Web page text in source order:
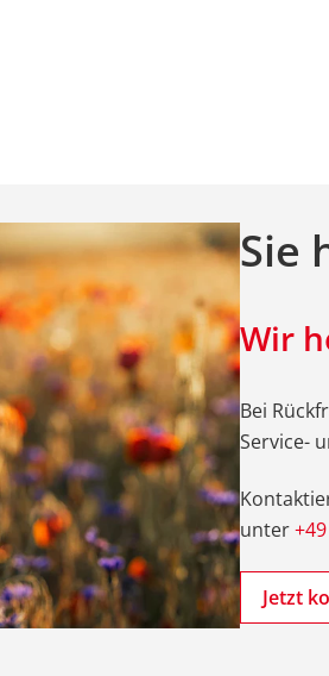
Sie
Wir
Bei
Service-
unter
Jetzt